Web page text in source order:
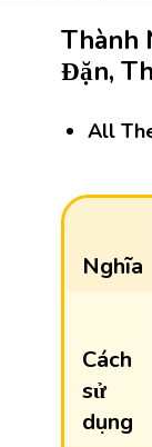
Thành
Đặn,
All
Nghĩa
Cách
sử
dụng